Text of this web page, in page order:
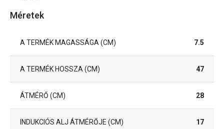
Méretek
A TERMÉK MAGASSÁGA (CM) 7.5
A TERMÉK HOSSZA (CM) 47
ÁTMÉRŐ (CM) 28
INDUKCIÓS ALJ ÁTMÉRŐJE (CM) 17